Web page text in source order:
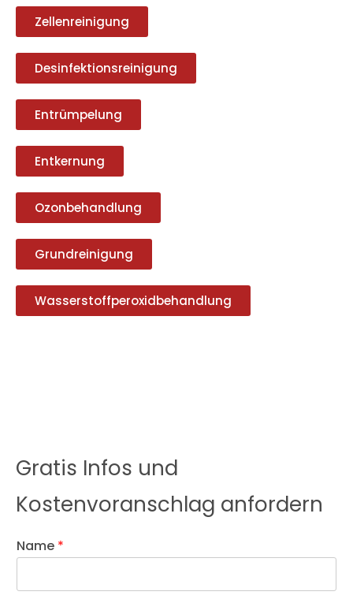
Zellenreinigung
Desinfektionsreinigung
Entrümpelung
Entkernung
Ozonbehandlung
Grundreinigung
Wasserstoffperoxidbehandlung
Gratis Infos und
Kostenvoranschlag anfordern
Name *